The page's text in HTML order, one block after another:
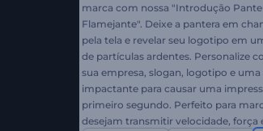
marca com nossa "Introdução
Flamejante". Deixe a pantera em
pela tela e revelar seu logotipo em
de partículas ardentes. Personalize
sua empresa, slogan, logotipo e
impactante para causar uma
primeiro segundo. Perfeito para
desejam transmitir velocidade, força